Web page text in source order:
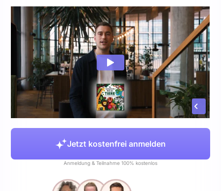
Jetzt kostenfrei anmelden
Anmeldung & Teilnahme 100% kostenlos